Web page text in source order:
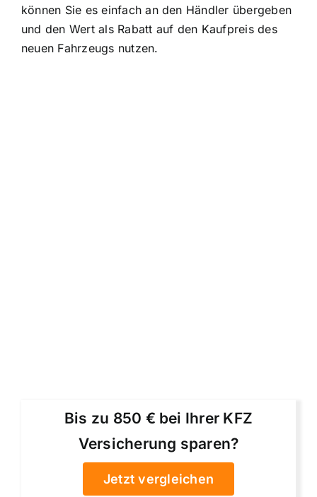
können Sie es einfach an den Händler übergeben
und den Wert als Rabatt auf den Kaufpreis des
neuen Fahrzeugs nutzen.
Bis zu 850 € bei Ihrer KFZ
Versicherung sparen?
Jetzt vergleichen